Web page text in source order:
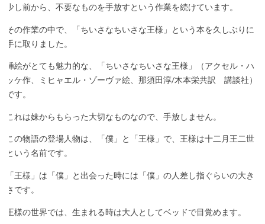
少し前から、不要なものを手放すという作業を続けています。
その作業の中で、「ちいさなちいさな王様」という本を久しぶりに
手に取りました。
挿絵がとても魅力的な、「ちいさなちいさな王様」（アクセル・ハ
ッケ作、ミヒャエル・ゾーヴァ絵、那須田淳/木本栄共訳 講談社）
です。
これは妹からもらった大切なものなので、手放しません。
この物語の登場人物は、「僕」と「王様」で、王様は十二月王二世
という名前です。
「王様」は「僕」と出会った時には「僕」の人差し指ぐらいの大き
さです。
王様の世界では、生まれる時は大人としてベッドで目覚めます。